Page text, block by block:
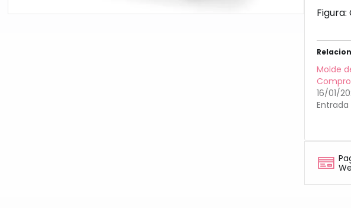
Figura:
Molde
16/01/